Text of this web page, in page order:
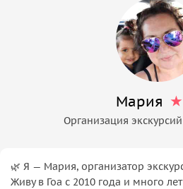
Мария
Организация
🌿 Я — Мария, организатор
Живу в Гоа с 2010 года и много